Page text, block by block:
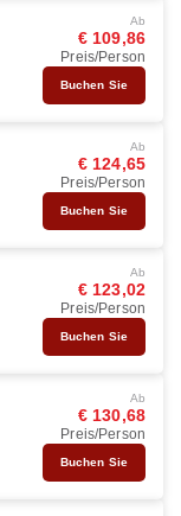
Ab
€ 109,86
Preis/Person
Buchen Sie
Ab
€ 124,65
Preis/Person
Buchen Sie
Ab
€ 123,02
Preis/Person
Buchen Sie
Ab
€ 130,68
Preis/Person
Buchen Sie